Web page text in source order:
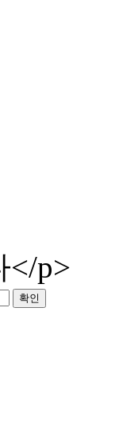
</p>
확인